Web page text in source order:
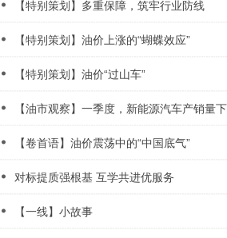
【特别策划】多重保障，筑牢行业防线
【特别策划】油价上涨的“蝴蝶效应”
【特别策划】油价“过山车”
【油市观察】一季度，新能源汽车产销量
【卷首语】油价震荡中的“中国底气”
对标提质强根基 互学共进优服务
【一线】小故事